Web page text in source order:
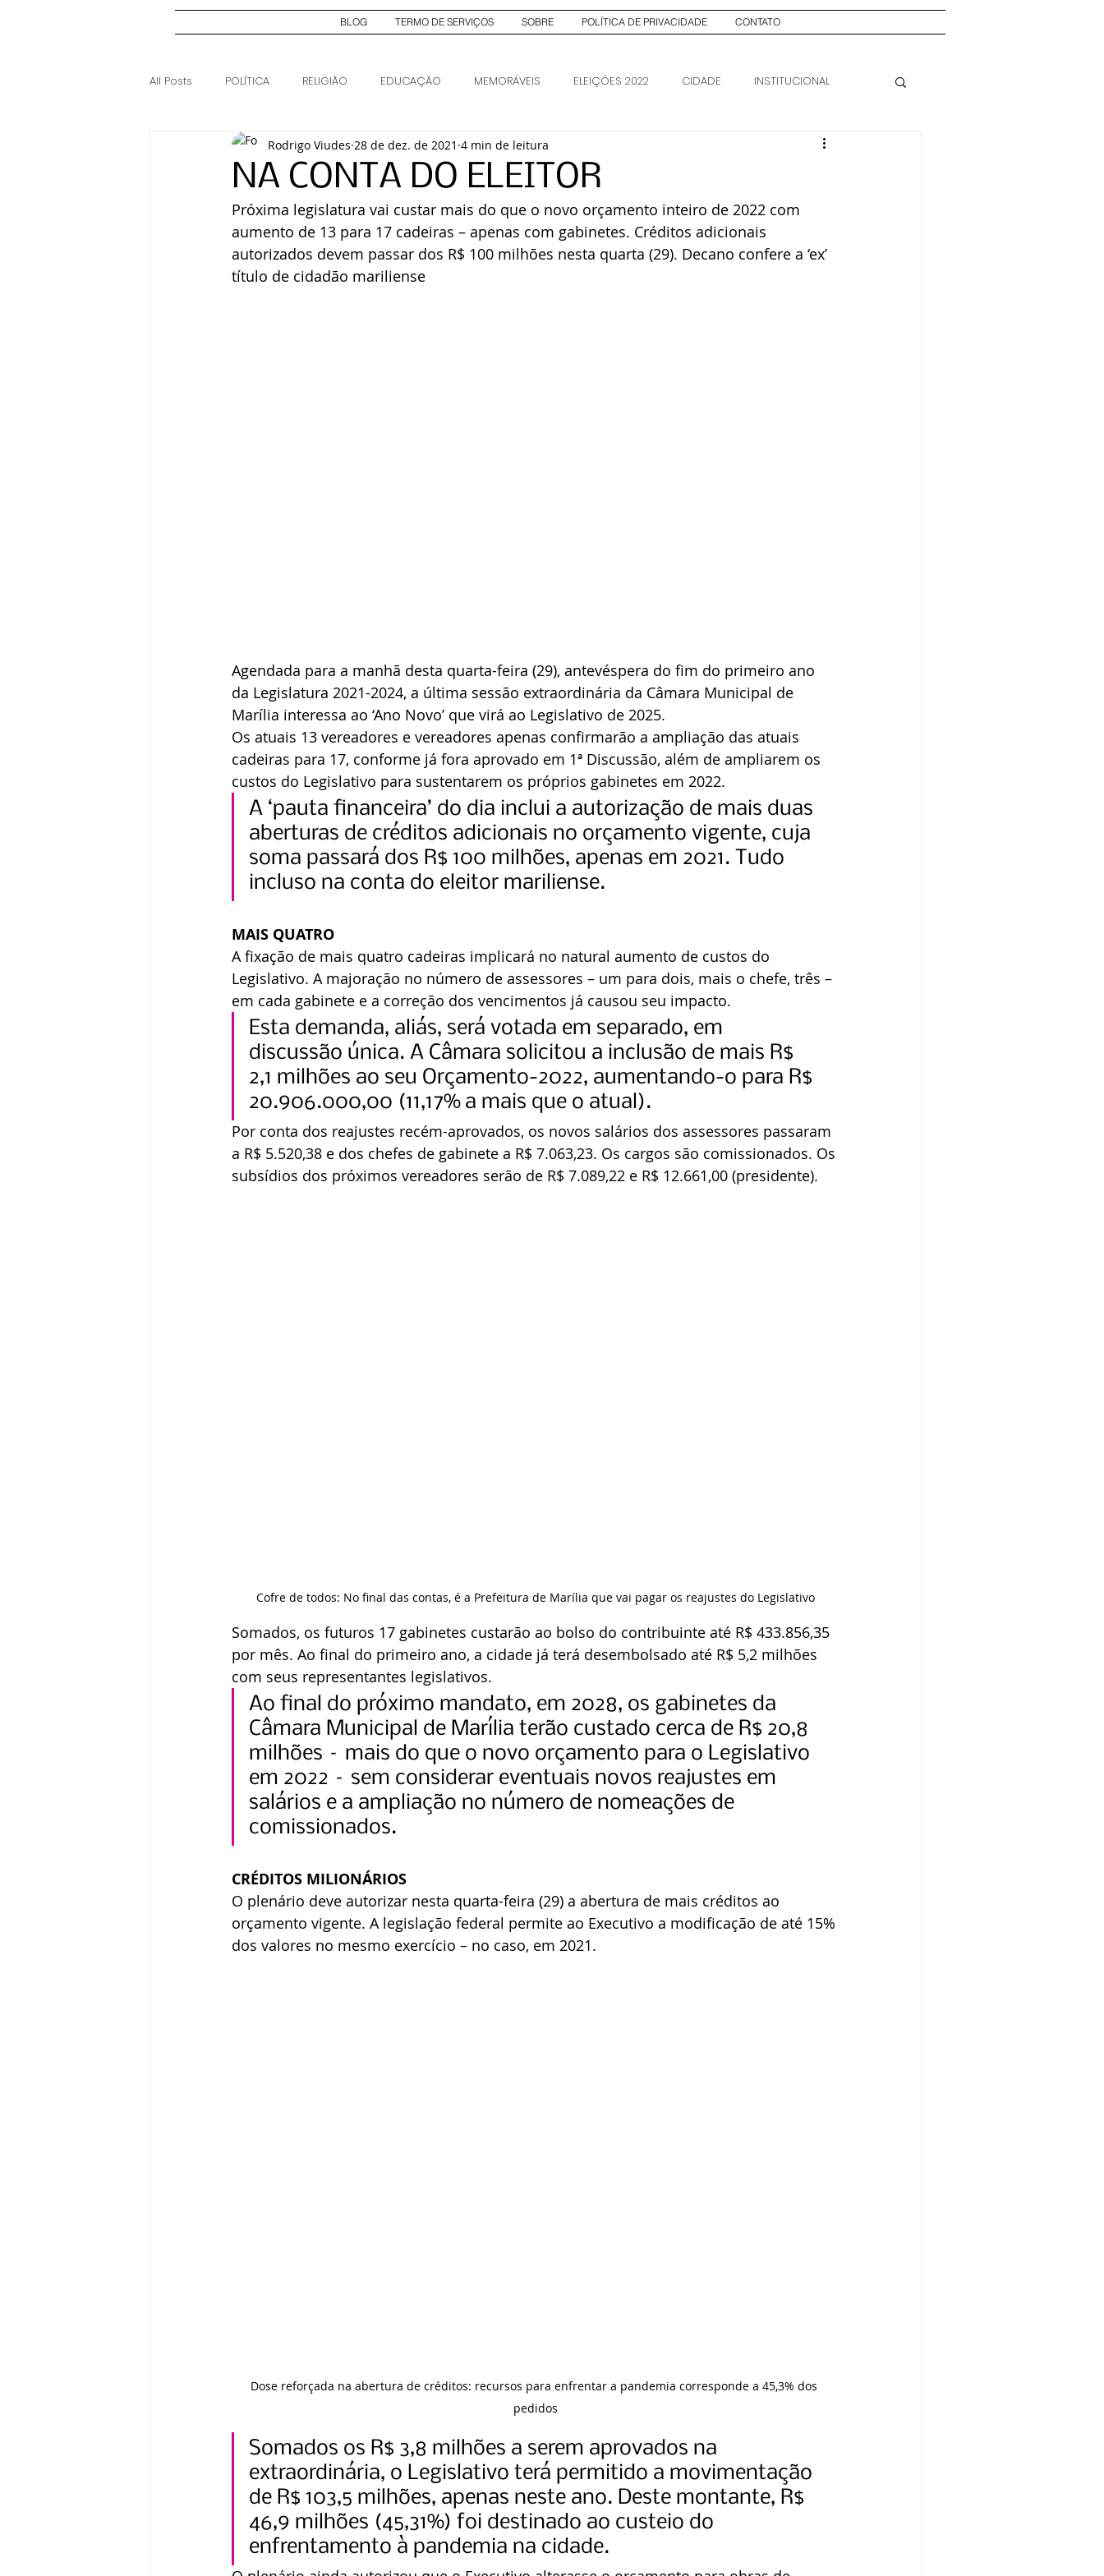
BLOG TERMO DE SERVIÇOS SOBRE POLÍTICA DE PRIVACIDADE CONTATO
All Posts POLÍTICA RELIGIÃO EDUCAÇÃO MEMORÁVEIS ELEIÇÕES 2022 CIDADE INSTITUCIONAL
ELEIÇÕES 2024 CASO JOSI DIAS ELEIÇÕES 2026 ELEIÇÕES 2026
NA CONTA DO ELEITOR
Rodrigo Viudes 28 de dez. de 2021 4 min de leitura
Próxima legislatura vai custar mais do que o novo orçamento inteiro de 2022 com
aumento de 13 para 17 cadeiras – apenas com gabinetes. Créditos adicionais
autorizados devem passar dos R$ 100 milhões nesta quarta (29). Decano confere a ‘ex’
título de cidadão mariliense
Agendada para a manhã desta quarta-feira (29), antevéspera do fim do primeiro ano
da Legislatura 2021-2024, a última sessão extraordinária da Câmara Municipal de
Marília interessa ao ‘Ano Novo’ que virá ao Legislativo de 2025.
Os atuais 13 vereadores e vereadores apenas confirmarão a ampliação das atuais
cadeiras para 17, conforme já fora aprovado em 1ª Discussão, além de ampliarem os
custos do Legislativo para sustentarem os próprios gabinetes em 2022.
A ‘pauta financeira’ do dia inclui a autorização de mais duas
aberturas de créditos adicionais no orçamento vigente, cuja
soma passará dos R$ 100 milhões, apenas em 2021. Tudo
incluso na conta do eleitor mariliense.
MAIS QUATRO
A fixação de mais quatro cadeiras implicará no natural aumento de custos do
Legislativo. A majoração no número de assessores – um para dois, mais o chefe, três –
em cada gabinete e a correção dos vencimentos já causou seu impacto.
Esta demanda, aliás, será votada em separado, em
discussão única. A Câmara solicitou a inclusão de mais R$
2,1 milhões ao seu Orçamento-2022, aumentando-o para R$
20.906.000,00 (11,17% a mais que o atual).
Por conta dos reajustes recém-aprovados, os novos salários dos assessores passaram
a R$ 5.520,38 e dos chefes de gabinete a R$ 7.063,23. Os cargos são comissionados. Os
subsídios dos próximos vereadores serão de R$ 7.089,22 e R$ 12.661,00 (presidente).
Cofre de todos: No final das contas, é a Prefeitura de Marília que vai pagar os reajustes do Legislativo
Somados, os futuros 17 gabinetes custarão ao bolso do contribuinte até R$ 433.856,35
por mês. Ao final do primeiro ano, a cidade já terá desembolsado até R$ 5,2 milhões
com seus representantes legislativos.
Ao final do próximo mandato, em 2028, os gabinetes da
Câmara Municipal de Marília terão custado cerca de R$ 20,8
milhões – mais do que o novo orçamento para o Legislativo
em 2022 – sem considerar eventuais novos reajustes em
salários e a ampliação no número de nomeações de
comissionados.
CRÉDITOS MILIONÁRIOS
O plenário deve autorizar nesta quarta-feira (29) a abertura de mais créditos ao
orçamento vigente. A legislação federal permite ao Executivo a modificação de até 15%
dos valores no mesmo exercício – no caso, em 2021.
Dose reforçada na abertura de créditos: recursos para enfrentar a pandemia corresponde a 45,3% dos
pedidos
Somados os R$ 3,8 milhões a serem aprovados na
extraordinária, o Legislativo terá permitido a movimentação
de R$ 103,5 milhões, apenas neste ano. Deste montante, R$
46,9 milhões (45,31%) foi destinado ao custeio do
enfrentamento à pandemia na cidade.